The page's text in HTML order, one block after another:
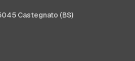
Castegnato (BS)